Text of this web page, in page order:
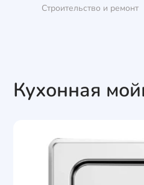
Строительство и ремонт
Кухонная